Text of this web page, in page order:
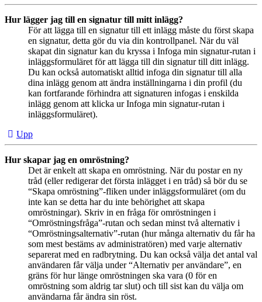
Hur lägger jag till en signatur till mitt inlägg?
För att lägga till en signatur till ett inlägg måste du först skapa
en signatur, detta gör du via din kontrollpanel. När du väl
skapat din signatur kan du kryssa i Infoga min signatur-rutan i
inläggsformuläret för att lägga till din signatur till ditt inlägg.
Du kan också automatiskt alltid infoga din signatur till alla
dina inlägg genom att ändra inställningarna i din profil (du
kan fortfarande förhindra att signaturen infogas i enskilda
inlägg genom att klicka ur Infoga min signatur-rutan i
inläggsformuläret).
Upp
Hur skapar jag en omröstning?
Det är enkelt att skapa en omröstning. När du postar en ny
tråd (eller redigerar det första inlägget i en tråd) så bör du se
“Skapa omröstning”-fliken under inläggsformuläret (om du
inte kan se detta har du inte behörighet att skapa
omröstningar). Skriv in en fråga för omröstningen i
“Omröstningsfråga”-rutan och sedan minst två alternativ i
“Omröstningsalternativ”-rutan (hur många alternativ du får ha
som mest bestäms av administratören) med varje alternativ
separerat med en radbrytning. Du kan också välja det antal val
användaren får välja under “Alternativ per användare”, en
gräns för hur länge omröstningen ska vara (0 för en
omröstning som aldrig tar slut) och till sist kan du välja om
användarna får ändra sin röst.